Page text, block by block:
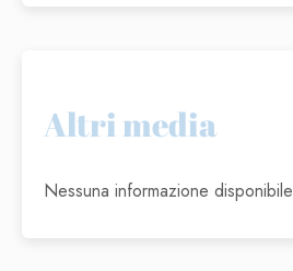
Altri media
Nessuna informazione disponibile